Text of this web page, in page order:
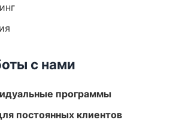
с нами
программы
постоянных клиентов